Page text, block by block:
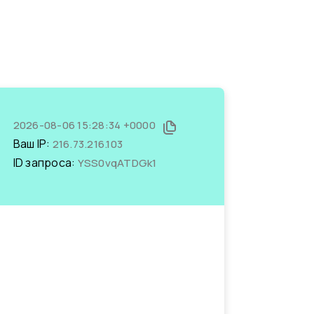
2026-08-06 15:28:34 +0000
Ваш IP: 216.73.216.103
ID запроса: YSS0vqATDGk1